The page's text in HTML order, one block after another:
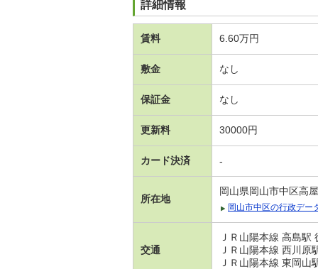
詳細情報
賃料 6.60万円
敷金 なし
保証金 なし
更新料 30000円
カード決済 -
所在地
岡山県岡山市中区高屋
岡山市中区の行政デー
交通
ＪＲ山陽本線 高島駅
ＪＲ山陽本線 西川原
ＪＲ山陽本線 東岡山